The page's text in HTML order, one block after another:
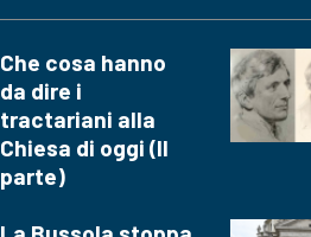
Che cosa hanno
da dire i
tractariani alla
Chiesa di oggi (II
parte)